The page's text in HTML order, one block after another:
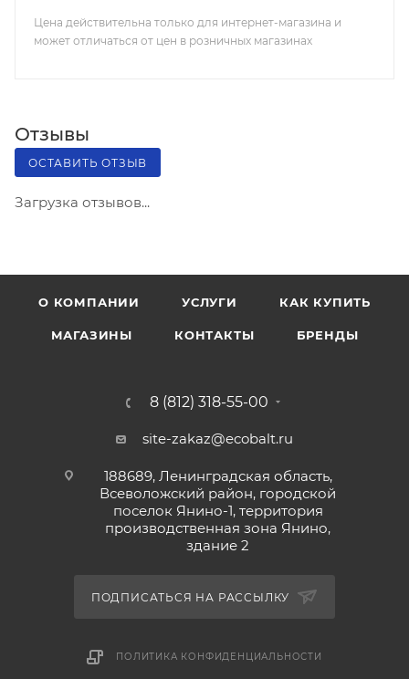
Цена действительна только для интернет-магазина и
может отличаться от цен в розничных магазинах
Отзывы
ОСТАВИТЬ ОТЗЫВ
Загрузка отзывов...
О КОМПАНИИ УСЛУГИ КАК КУПИТЬ
МАГАЗИНЫ КОНТАКТЫ БРЕНДЫ
8 (812) 318-55-00
site-zakaz@ecobalt.ru
188689, Ленинградская область,
Всеволожский район, городской
поселок Янино-1, территория
производственная зона Янино,
здание 2
ПОДПИСАТЬСЯ НА РАССЫЛКУ
ПОЛИТИКА КОНФИДЕНЦИАЛЬНОСТИ